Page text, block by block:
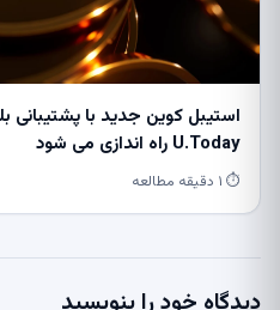
استیبل کوین جدید با پشتیبانی
U.Today راه اندازی می شود
⏱ ۱ دقیقه مطالعه
دیدگاه خود را بنویسید